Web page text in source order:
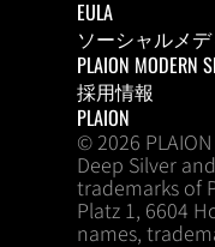
EULA
ソーシャルメ
PLAION MODERN
採用情報
PLAION
© 2026
Deep Silver
trademarks of
Platz 1, 6604
names,